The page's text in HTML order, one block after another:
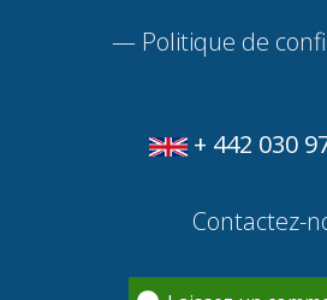
— Politique de
+ 442 030
Contactez-